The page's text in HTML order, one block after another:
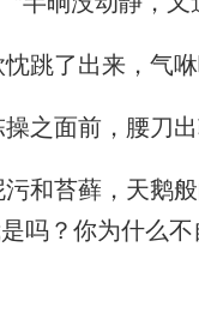
跳了出来，气
操之面前，腰刀
和苔藓，天鹅
吗？你为什么